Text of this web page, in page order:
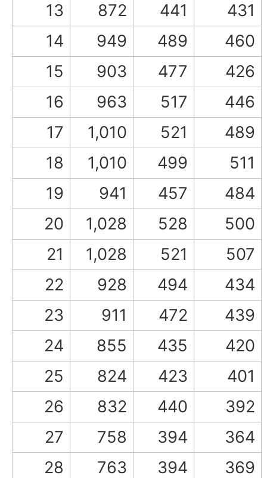
13
872 441
431
14
949 489
460
15
903 477
426
16
963 517
446
17
1,010 521
489
18
1,010 499
511
19
941 457
484
20
1,028 528
500
21
1,028 521
507
22
928 494
434
23
911 472
439
24
855 435
420
25
824 423
401
26
832 440
392
27
758 394
364
28
763 394 369